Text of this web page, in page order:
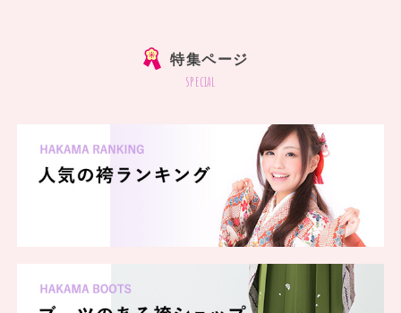
特集ページ
special